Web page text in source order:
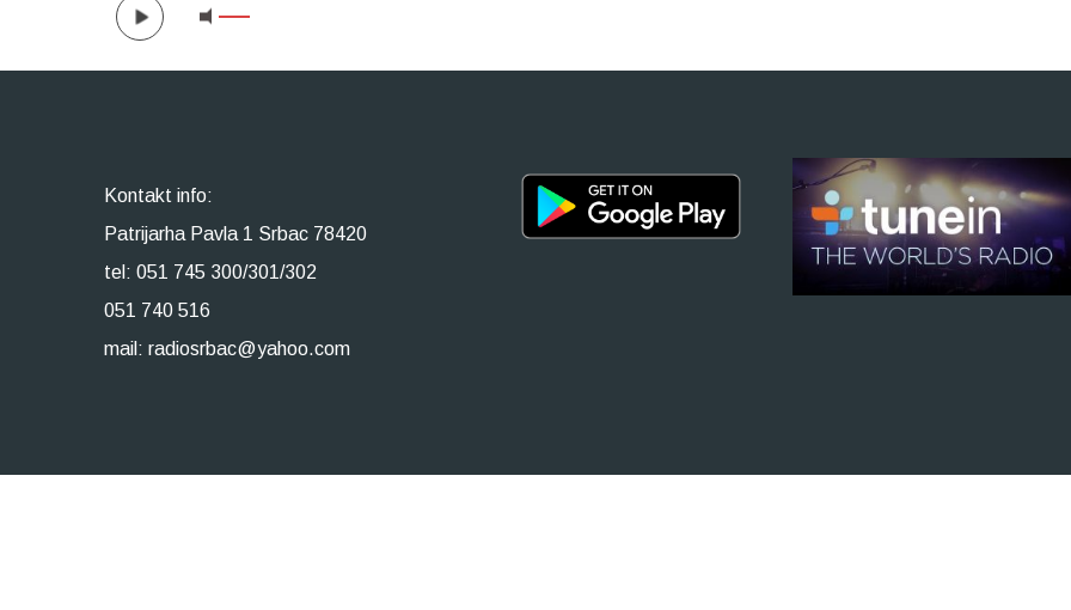
Kontakt info:
Patrijarha Pavla 1 Srbac 78420
tel: 051 745 300/301/302
051 740 516
mail: radiosrbac@yahoo.com